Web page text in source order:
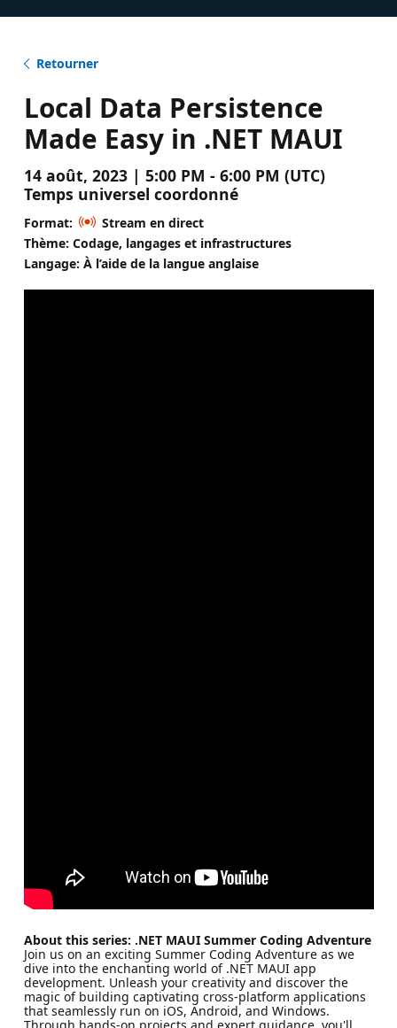
Retourner
Local Data Persistence
Made Easy in .NET MAUI
14 août, 2023 | 5:00 PM - 6:00 PM (UTC)
Temps universel coordonné
Format:
Stream en direct
Thème: Codage, langages et infrastructures
Langage: À l’aide de la langue anglaise
About this series: .NET MAUI Summer Coding Adventure
Join us on an exciting Summer Coding Adventure as we
dive into the enchanting world of .NET MAUI app
development. Unleash your creativity and discover the
magic of building captivating cross-platform applications
that seamlessly run on iOS, Android, and Windows.
Through hands-on projects and expert guidance, you'll